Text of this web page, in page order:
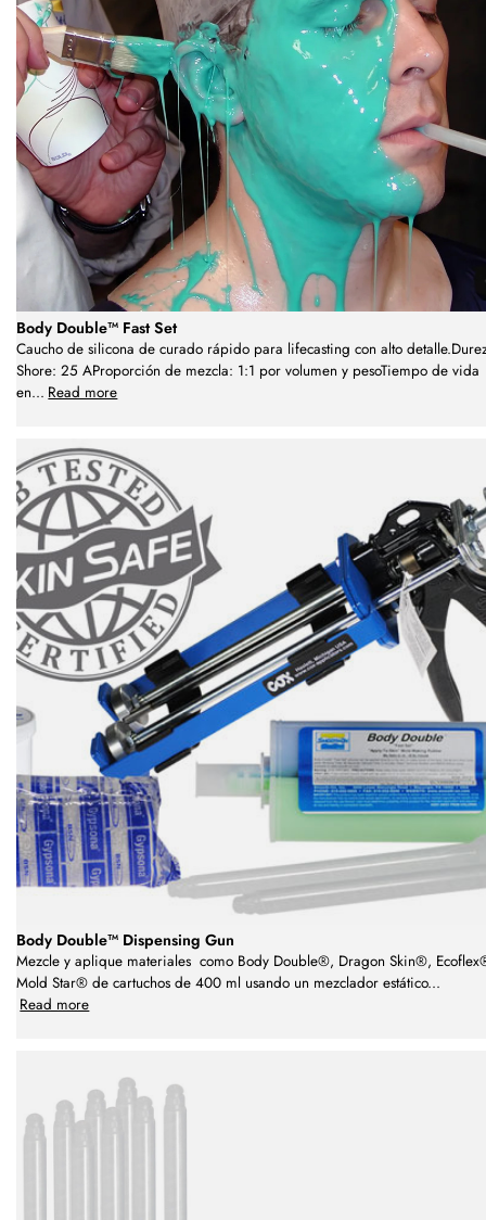
Body Double™ Fast Set
Caucho de silicona de curado rápido para lifecasting con alto
Shore: 25 AProporción de mezcla: 1:1 por volumen y pesoTiempo de vida
en... Read more
Body Double™ Dispensing Gun
Mezcle y aplique materiales como Body Double®, Dragon Skin®,
Mold Star® de cartuchos de 400 ml usando un mezclador estático...
Read more